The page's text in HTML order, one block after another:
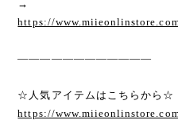
→
https://
————————————
☆人気アイテムはこちらから☆
https://